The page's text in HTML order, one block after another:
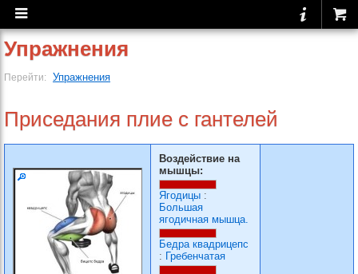
Упражнения
Перейти: Упражнения
Приседания плие с гантелей
Воздействие на
мышцы:
Ягодицы :
Большая
ягодичная мышца.
Бедра квадрицепс
: Гребенчатая